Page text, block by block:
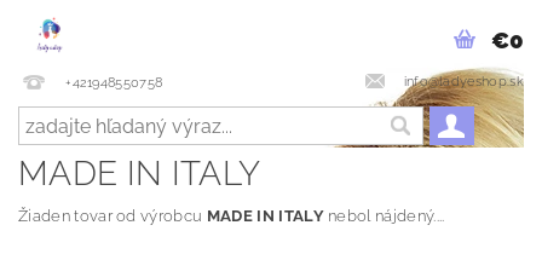
+421948550758 info@ladyeshop.sk
€0
MADE IN ITALY
Žiaden tovar od výrobcu MADE IN ITALYnebol nájdený....